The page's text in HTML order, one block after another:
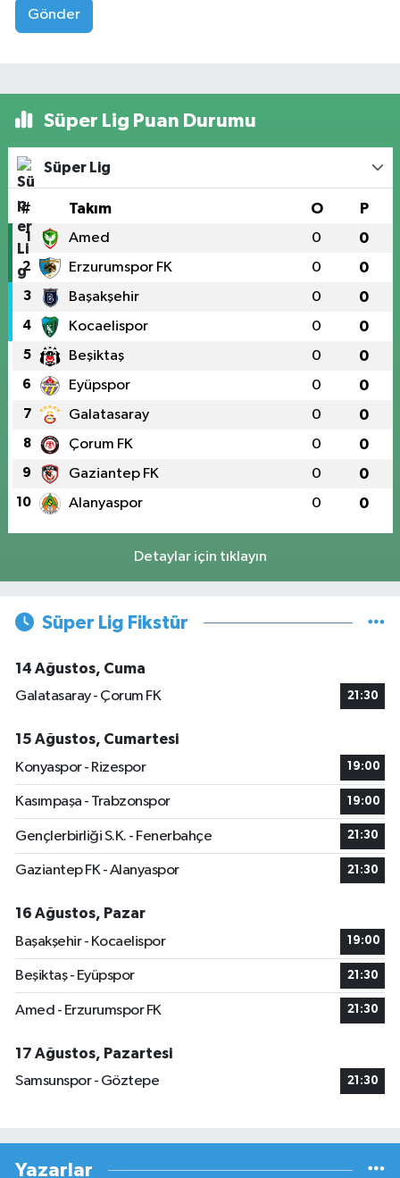
Gönder
Süper Lig Puan Durumu
Süper Lig
# Takım O P
1 Amed 0 0
2 Erzurumspor FK 0 0
3 Başakşehir 0 0
4 Kocaelispor 0 0
5 Beşiktaş 0 0
6 Eyüpspor 0 0
7 Galatasaray 0 0
8 Çorum FK 0 0
9 Gaziantep FK 0 0
10 Alanyaspor 0 0
Detaylar için tıklayın
Süper Lig Fikstür
14 Ağustos, Cuma
Galatasaray - Çorum FK
21:30
15 Ağustos, Cumartesi
Konyaspor - Rizespor
19:00
Kasımpaşa - Trabzonspor 19:00
Gençlerbirliği S.K. - Fenerbahçe 21:30
Gaziantep FK - Alanyaspor 21:30
16 Ağustos, Pazar
Başakşehir - Kocaelispor
19:00
Beşiktaş - Eyüpspor 21:30
Amed - Erzurumspor FK 21:30
17 Ağustos, Pazartesi
Samsunspor - Göztepe
21:30
Yazarlar